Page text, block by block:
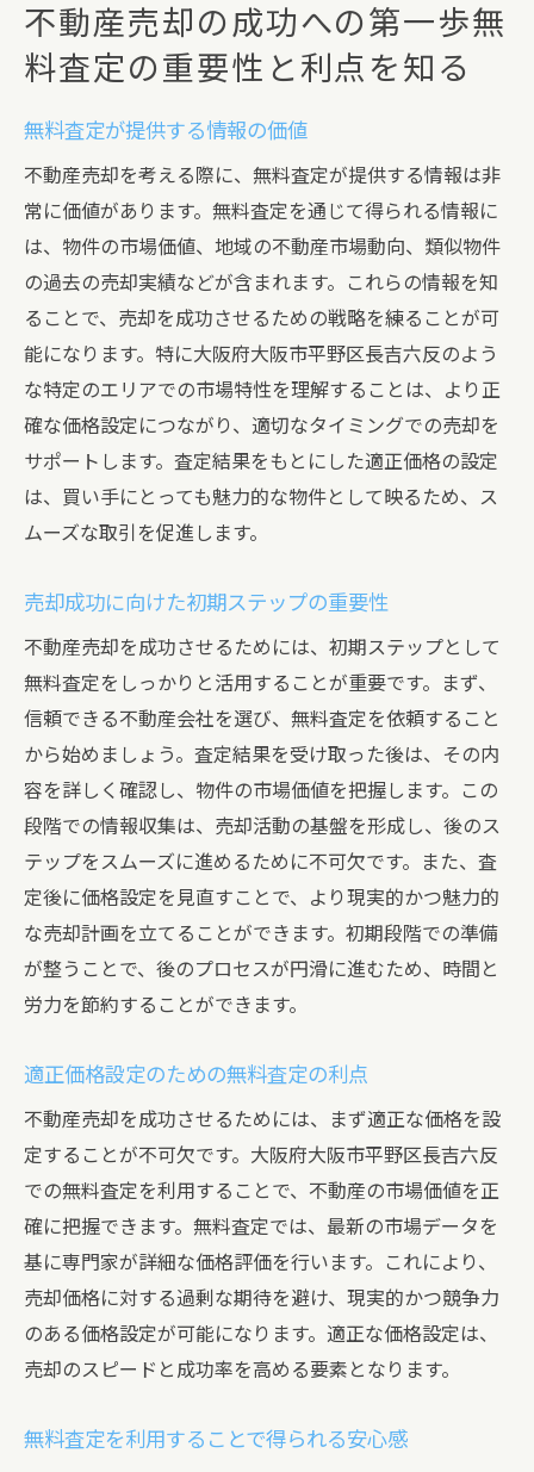
不動産売却の成功への第一歩無
料査定の重要性と利点を知る
無料査定が提供する情報の価値
不動産売却を考える際に、無料査定が提供する情報は非
常に価値があります。無料査定を通じて得られる情報に
は、物件の市場価値、地域の不動産市場動向、類似物件
の過去の売却実績などが含まれます。これらの情報を知
ることで、売却を成功させるための戦略を練ることが可
能になります。特に大阪府大阪市平野区長吉六反のよう
な特定のエリアでの市場特性を理解することは、より正
確な価格設定につながり、適切なタイミングでの売却を
サポートします。査定結果をもとにした適正価格の設定
は、買い手にとっても魅力的な物件として映るため、ス
ムーズな取引を促進します。
売却成功に向けた初期ステップの重要性
不動産売却を成功させるためには、初期ステップとして
無料査定をしっかりと活用することが重要です。まず、
信頼できる不動産会社を選び、無料査定を依頼すること
から始めましょう。査定結果を受け取った後は、その内
容を詳しく確認し、物件の市場価値を把握します。この
段階での情報収集は、売却活動の基盤を形成し、後のス
テップをスムーズに進めるために不可欠です。また、査
定後に価格設定を見直すことで、より現実的かつ魅力的
な売却計画を立てることができます。初期段階での準備
が整うことで、後のプロセスが円滑に進むため、時間と
労力を節約することができます。
適正価格設定のための無料査定の利点
不動産売却を成功させるためには、まず適正な価格を設
定することが不可欠です。大阪府大阪市平野区長吉六反
での無料査定を利用することで、不動産の市場価値を正
確に把握できます。無料査定では、最新の市場データを
基に専門家が詳細な価格評価を行います。これにより、
売却価格に対する過剰な期待を避け、現実的かつ競争力
のある価格設定が可能になります。適正な価格設定は、
売却のスピードと成功率を高める要素となります。
無料査定を利用することで得られる安心感